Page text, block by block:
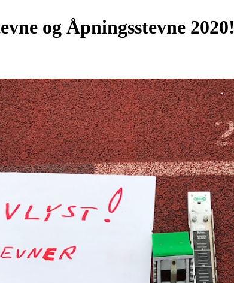
og Åpningsstevne 2020!